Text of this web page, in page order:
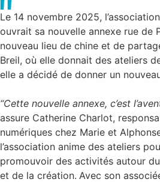
Le 14 novembre 2025,
ouvrait sa nouvelle annexe rue de
nouveau lieu de chine et de
Breil, où elle donnait des ateliers
elle a décidé de donner un
“Cette nouvelle annexe, c’est
assure Catherine Charlot,
numériques chez Marie et
l’association anime des ateliers
promouvoir des activités autour
et de la création. Avec son